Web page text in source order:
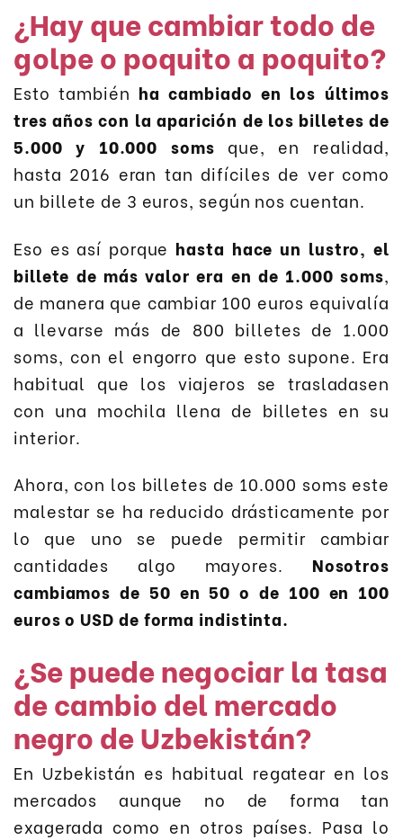
¿Hay que cambiar todo de
golpe o poquito a poquito?
Esto también ha cambiado en los últimos
tres años con la aparición de los billetes de
5.000 y 10.000 soms que, en realidad,
hasta 2016 eran tan difíciles de ver como
un billete de 3 euros, según nos cuentan.
Eso es así porque hasta hace un lustro, el
billete de más valor era en de 1.000 soms,
de manera que cambiar 100 euros equivalía
a llevarse más de 800 billetes de 1.000
soms, con el engorro que esto supone. Era
habitual que los viajeros se trasladasen
con una mochila llena de billetes en su
interior.
Ahora, con los billetes de 10.000 soms este
malestar se ha reducido drásticamente por
lo que uno se puede permitir cambiar
cantidades algo mayores. Nosotros
cambiamos de 50 en 50 o de 100 en 100
euros o USD de forma indistinta.
¿Se puede negociar la tasa
de cambio del mercado
negro de Uzbekistán?
En Uzbekistán es habitual regatear en los
mercados aunque no de forma tan
exagerada como en otros países. Pasa lo